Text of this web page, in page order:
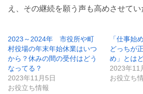
え、その継続を願う声も高めさせてい
2023～2024年 市役所や町
村役場の年末年始休業はいつ
から？休みの間の受付はどう
なってる？
2023年11月5日
お役立ち情報
「仕事始
どっちが
め」とは
2023年11
お役立ち